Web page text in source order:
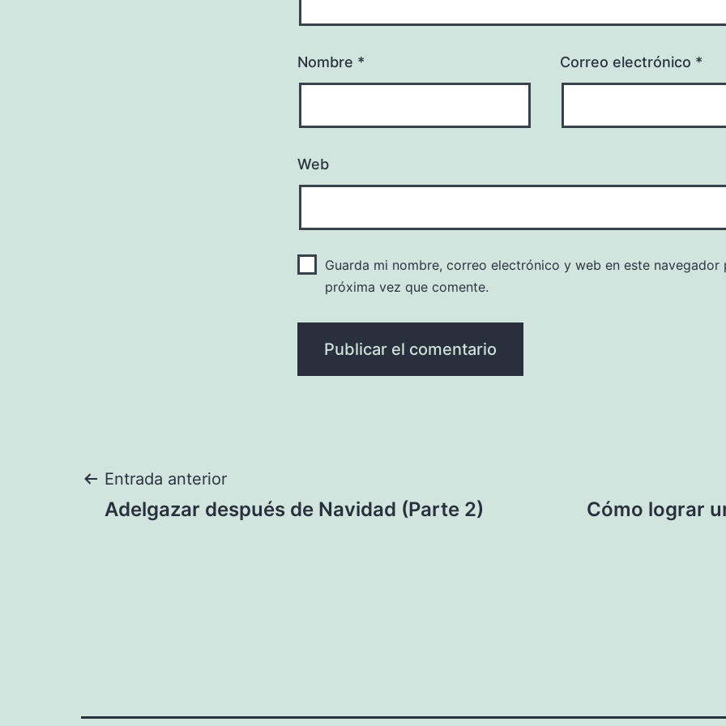
Nombre * Correo electrónico *
Web
Guarda mi nombre, correo electrónico y web en este navegador
próxima vez que comente.
Navegación
Entrada anterior
Adelgazar después de Navidad (Parte 2) Cómo lograr